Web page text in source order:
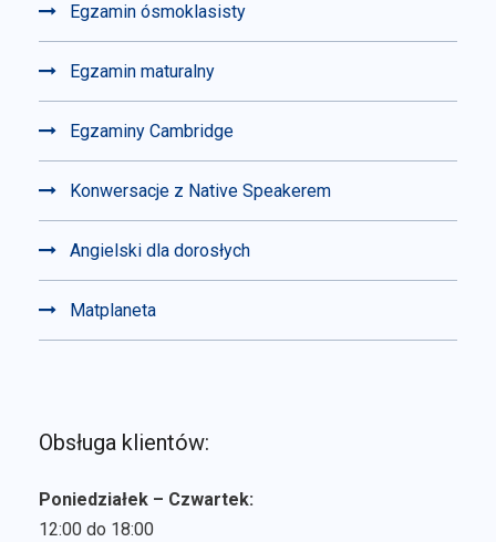
Egzamin ósmoklasisty
Egzamin maturalny
Egzaminy Cambridge
Konwersacje z Native Speakerem
Angielski dla dorosłych
Matplaneta
Obsługa klientów:
Poniedziałek – Czwartek:
12:00 do 18:00